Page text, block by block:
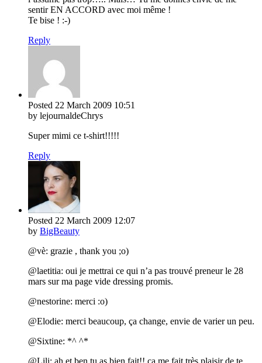
sentir EN ACCORD avec moi même !
Te bise ! :-)
Reply
Posted 22 March 2009 10:51
by lejournaldeChrys
Super mimi ce t-shirt!!!!!
Reply
Posted 22 March 2009 12:07
by BigBeauty
@vè: grazie , thank you ;o)
@laetitia: oui je mettrai ce qui n’a pas trouvé preneur le 28
mars sur ma page vide dressing promis.
@nestorine: merci :o)
@Elodie: merci beaucoup, ça change, envie de varier un peu.
@Sixtine: *^ ^*
@Lili: ah et ben tu as bien fait!! ça me fait très plaisir de te